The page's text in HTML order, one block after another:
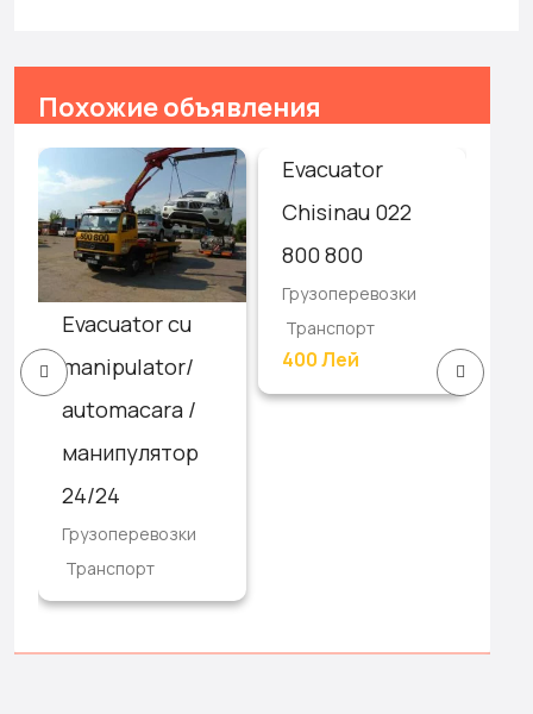
Похожие объявления
Evacuator cu
manipulator/
automacara /
манипулятор
24/24
Грузоперевозки
Транспорт
Evacuator
Chisinau 022
800 800
Грузоперевозки
Транспорт
400 Лей